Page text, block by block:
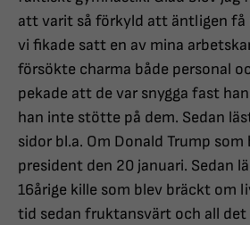
att varit så förkyld att äntligen få
vi fikade satt en av mina
försökte charma både personal
pekade att de var snygga fast
han inte stötte på dem. Sedan
sidor bl.a. Om Donald Trump som
president den 20 januari. Sedan
16årige kille som blev bräckt om
tid sedan fruktansvärt och all